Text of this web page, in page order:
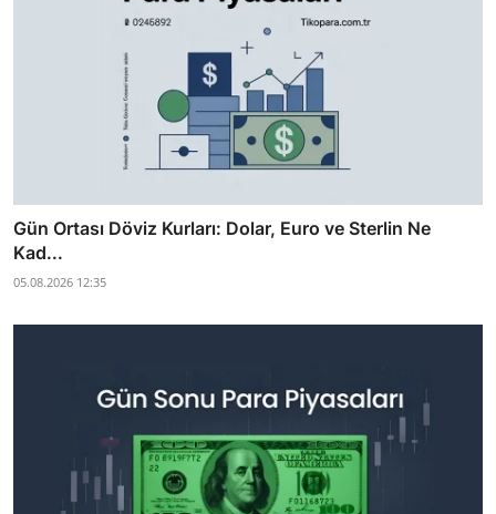
Gün Ortası Döviz Kurları: Dolar, Euro ve Sterlin Ne
Kad...
05.08.2026 12:35